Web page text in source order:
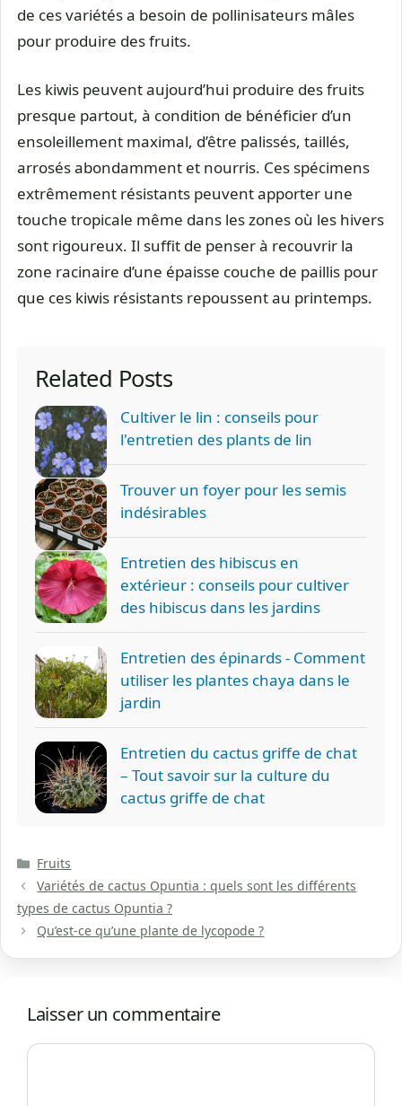
de ces variétés a besoin de pollinisateurs mâles
pour produire des fruits.
Les kiwis peuvent aujourd’hui produire des fruits
presque partout, à condition de bénéficier d’un
ensoleillement maximal, d’être palissés, taillés,
arrosés abondamment et nourris. Ces spécimens
extrêmement résistants peuvent apporter une
touche tropicale même dans les zones où les hivers
sont rigoureux. Il suffit de penser à recouvrir la
zone racinaire d’une épaisse couche de paillis pour
que ces kiwis résistants repoussent au printemps.
Related Posts
Cultiver le lin : conseils pour
l'entretien des plants de lin
Trouver un foyer pour les semis
indésirables
Entretien des hibiscus en
extérieur : conseils pour cultiver
des hibiscus dans les jardins
Entretien des épinards - Comment
utiliser les plantes chaya dans le
jardin
Entretien du cactus griffe de chat
– Tout savoir sur la culture du
cactus griffe de chat
Catégories
Fruits
Variétés de cactus Opuntia : quels sont les différents
types de cactus Opuntia ?
Qu’est-ce qu’une plante de lycopode ?
Laisser un commentaire
Commentaire